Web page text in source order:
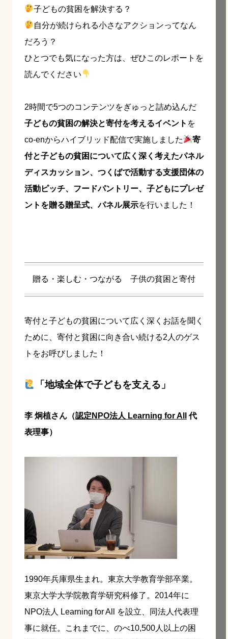
子どもの貧困を解決する？
自分が続けられる小さなアクションってなん
だろう？
ひとつでも気になった方は、ぜひこのレポートを
読んでください
2時間で5つのコンテンツをぎゅっと詰め込んだ
子どもの貧困の解決と寄付を考えるイベント を
co-enからハイブリッド配信で実施しました
寄
付と子どもの貧困について広く深く考えたパネル
ディスカッション、つくばで活動する支援団体の
活動ピッチ、フードパントリー、子どもにプレゼ
ントを贈る贈呈式、パネル展示を行いました！
贈る・楽しむ・つながる 子供の貧困と寄付
寄付と子どもの貧困について広く深くお話を聞く
ために、寄付と貧困に向き合い続ける2人のゲス
トをお呼びしました！
「地域全体で子どもを支える」
李 炯植さん（認定NPO法人 Learning for All
代
表理事）
1990年兵庫県生まれ。東京大学教育学部卒業。
東京大学大学院教育学研究科修了。2014年に
NPO法人 Learning for All を設立、同法人代表理
事に就任。これまでに、のべ10,500人以上の困